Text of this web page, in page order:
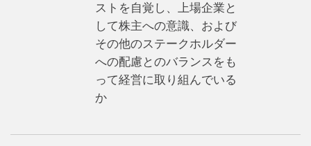
ストを自覚し、上場企業と
して株主への意識、および
その他のステークホルダー
への配慮とのバランスをも
って経営に取り組んでいる
か